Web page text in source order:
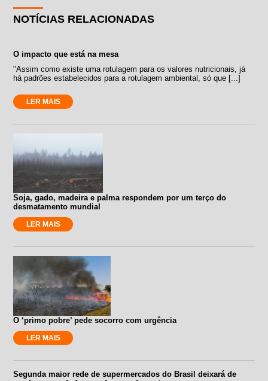
NOTÍCIAS RELACIONADAS
O impacto que está na mesa
"Assim como existe uma rotulagem para os valores nutricionais, já
há padrões estabelecidos para a rotulagem ambiental, só que [...]
LER MAIS
Soja, gado, madeira e palma respondem por um terço do
desmatamento mundial
LER MAIS
O ‘primo pobre’ pede socorro com urgência
LER MAIS
Segunda maior rede de supermercados do Brasil deixará de